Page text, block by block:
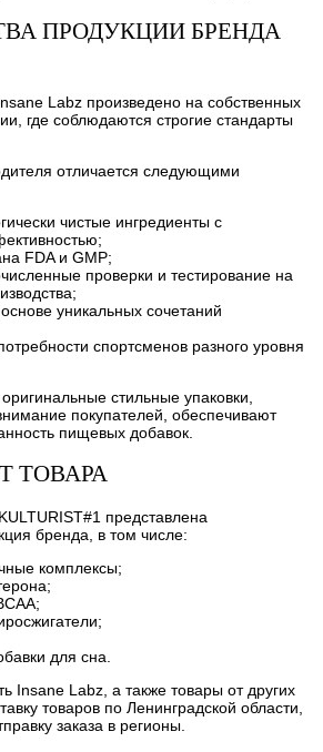
ПРОДУКЦИИ БРЕНДА
Labz произведено на собственных
где соблюдаются строгие стандарты
отличается следующими
чистые ингредиенты с
FDA и GMP;
проверки и тестирование на
уникальных сочетаний
спортсменов разного уровня
стильные упаковки,
покупателей, обеспечивают
пищевых добавок.
ТОВАРА
представлена
бренда, в том числе:
комплексы;
для сна.
Insane Labz, а также товары от других
товаров по Ленинградской области,
заказа в регионы.